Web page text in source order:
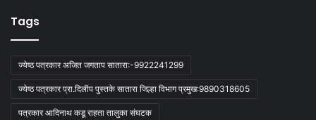
Tags
ज्येष्ठ पत्रकार अजित जगताप सातारा:-9922241299
ज्येष्ठ पत्रकार प्रा.दिलीप पुस्तके सातारा जिल्हा विभाग प्रमुख:9890318605
पत्रकार आदिनाथ कडू राहता तालुका संघटक